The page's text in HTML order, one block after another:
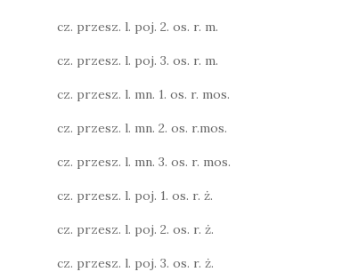
cz. przesz. l. poj. 2. os. r. m.
cz. przesz. l. poj. 3. os. r. m.
cz. przesz. l. mn. 1. os. r. mos.
cz. przesz. l. mn. 2. os. r.mos.
cz. przesz. l. mn. 3. os. r. mos.
cz. przesz. l. poj. 1. os. r. ż.
cz. przesz. l. poj. 2. os. r. ż.
cz. przesz. l. poj. 3. os. r. ż.